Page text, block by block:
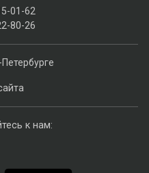
01-62
80-26
к нам: